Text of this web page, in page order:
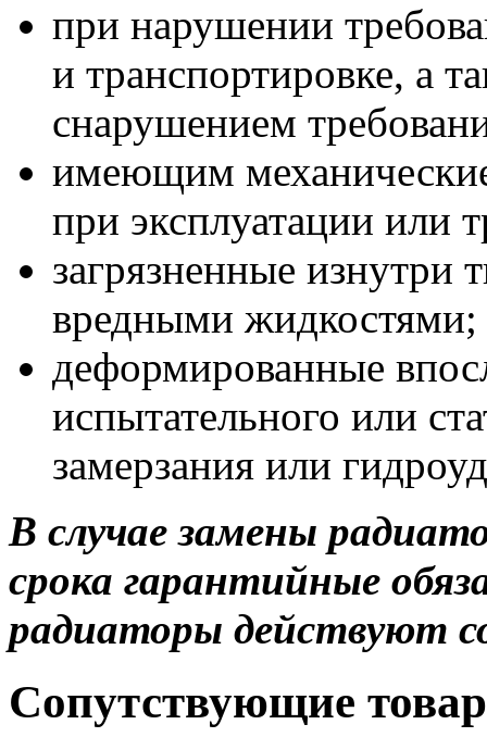
при нарушении
и транспортировке, а
снарушением
имеющим
при эксплуатации или
загрязненные изнутри
вредными жидкостями;
деформированные
испытательного или
замерзания или
В случае замены
срока гарантийные
радиаторы действуют
Сопутствующие